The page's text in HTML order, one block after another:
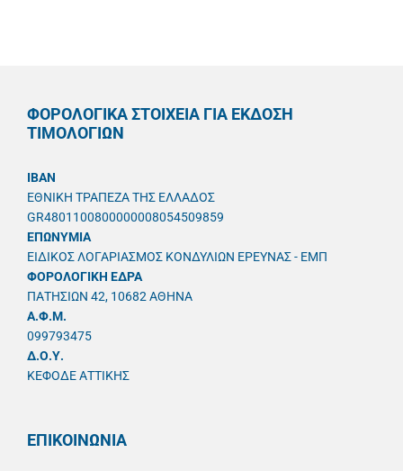
ΦΟΡΟΛΟΓΙΚΑ ΣΤΟΙΧΕΙΑ ΓΙΑ ΕΚΔΟΣΗ
ΤΙΜΟΛΟΓΙΩΝ
IBAN
ΕΘΝΙΚΗ ΤΡΑΠΕΖΑ ΤΗΣ ΕΛΛΑΔΟΣ
GR4801100800000008054509859
ΕΠΩΝΥΜΙΑ
ΕΙΔΙΚΟΣ ΛΟΓΑΡΙΑΣΜΟΣ ΚΟΝΔΥΛΙΩΝ ΕΡΕΥΝΑΣ - ΕΜΠ
ΦΟΡΟΛΟΓΙΚΗ ΕΔΡΑ
ΠΑΤΗΣΙΩΝ 42, 10682 ΑΘΗΝΑ
A.Φ.Μ.
099793475
Δ.Ο.Υ.
ΚΕΦΟΔΕ ΑΤΤΙΚΗΣ
ΕΠΙΚΟΙΝΩΝΙΑ